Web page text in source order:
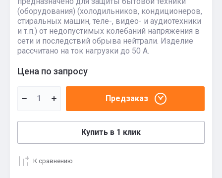
(оборудования) (холодильников, кондиционеров,
стиральных машин, теле-, видео- и аудиотехники
и т.п.) от недопустимых колебаний напряжения в
сети и последствий обрыва нейтрали. Изделие
рассчитано на ток нагрузки до 50 А.
Цена по запросу
Предзаказ
Купить в 1 клик
К сравнению